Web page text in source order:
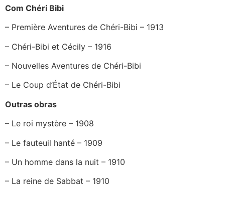
Com Chéri Bibi
– Première Aventures de Chéri-Bibi – 1913
– Chéri-Bibi et Cécily – 1916
– Nouvelles Aventures de Chéri-Bibi
– Le Coup d’État de Chéri-Bibi
Outras obras
– Le roi mystère – 1908
– Le fauteuil hanté – 1909
– Un homme dans la nuit – 1910
– La reine de Sabbat – 1910